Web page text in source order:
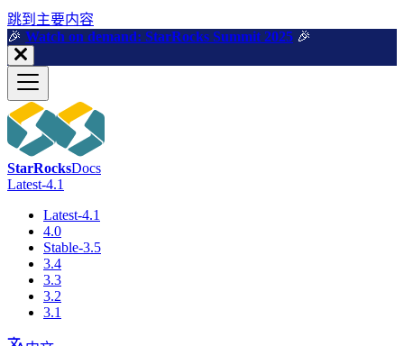
跳到主要内容
🎉️ Watch on demand: StarRocks Summit 2025 🎉️
StarRocksDocs
Latest-4.1
Latest-4.1
4.0
Stable-3.5
3.4
3.3
3.2
3.1